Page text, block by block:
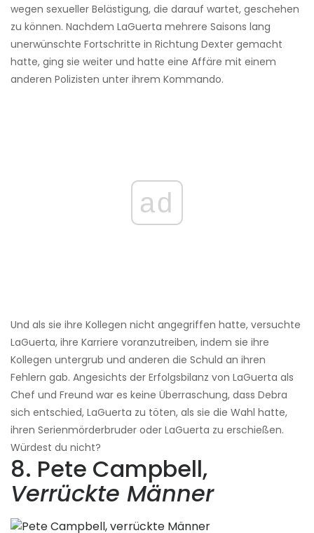
wegen sexueller Belästigung, die darauf wartet, geschehen
zu können. Nachdem LaGuerta mehrere Saisons lang
unerwünschte Fortschritte in Richtung Dexter gemacht
hatte, ging sie weiter und hatte eine Affäre mit einem
anderen Polizisten unter ihrem Kommando.
ad
Und als sie ihre Kollegen nicht angegriffen hatte, versuchte
LaGuerta, ihre Karriere voranzutreiben, indem sie ihre
Kollegen untergrub und anderen die Schuld an ihren
Fehlern gab. Angesichts der Erfolgsbilanz von LaGuerta als
Chef und Freund war es keine Überraschung, dass Debra
sich entschied, LaGuerta zu töten, als sie die Wahl hatte,
ihren Serienmörderbruder oder LaGuerta zu erschießen.
Würdest du nicht?
8. Pete Campbell,
Verrückte Männer